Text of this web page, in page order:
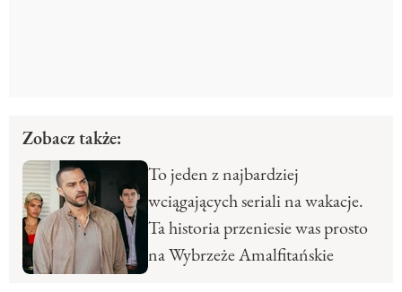
Zobacz także:
To jeden z najbardziej
wciągających seriali na wakacje.
Ta historia przeniesie was prosto
na Wybrzeże Amalfitańskie